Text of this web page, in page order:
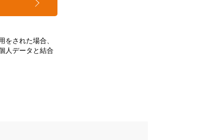
された場合、
人データと結合